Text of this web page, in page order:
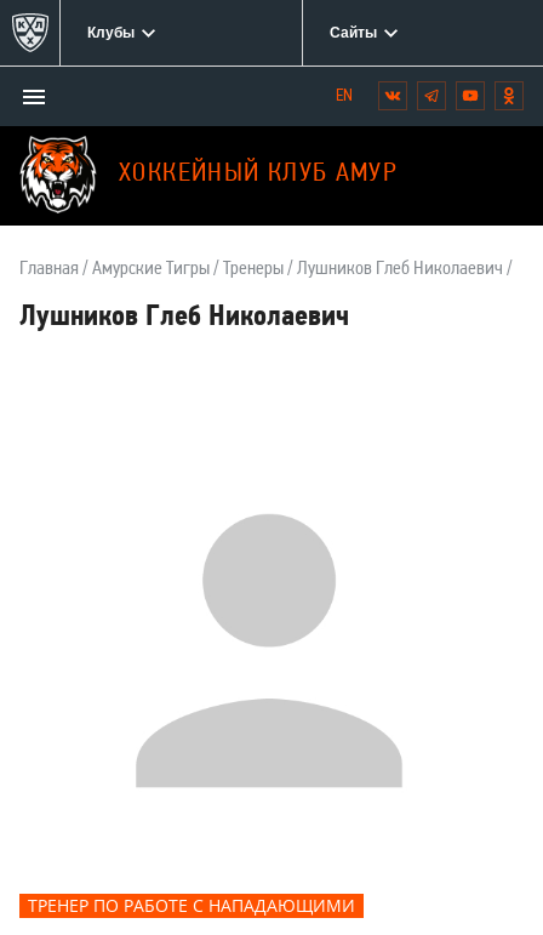
Клубы Сайты
ХОККЕЙНЫЙ КЛУБ АМУР
Открыть/
закрыть
меню
Мы
в
социальных
сетях:
Вконтакте
Telegram
YouTube
Главная Амурские Тигры Тренеры Лушников Глеб Николаевич
Лушников Глеб Николаевич
ТРЕНЕР ПО РАБОТЕ С НАПАДАЮЩИМИ